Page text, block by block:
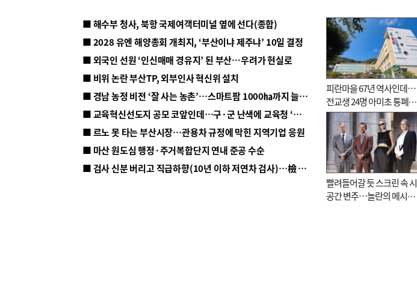
■ 해수부 청사, 북항 국제여객터미널 옆에 선다(종합)
■ 2028 유엔 해양총회 개최지, ‘부산이냐 제주냐’ 10일 결정
■ 외국인 선원 ‘인신매매 경유지’ 된 부산…우려가 현실로
■ 비위 논란 부산TP, 외부인사 혁신위 설치
■ 경남 농정 비전 ‘잘 사는 농촌’…스마트팜 1000㏊까지 늘린다
■ 교육혁신선도지 공모 코앞인데…구·군 난색에 교육청 ‘쩔쩔’
■ 르노 못 타는 부산시장…관용차 규정에 막힌 지역기업 응원
■ 마산 원도심 행정·주거복합단지 연내 준공 수순
■ 검사 신분 버리고 직급하향(10년 이하 저연차 검사)…檢 중수청행 기피
피란마을 67년 역사인데…
전교생 24명 아미초 통폐합
기로
빨려들어갈 듯 스크린 속 시
공간 변주…놀란의 메시지